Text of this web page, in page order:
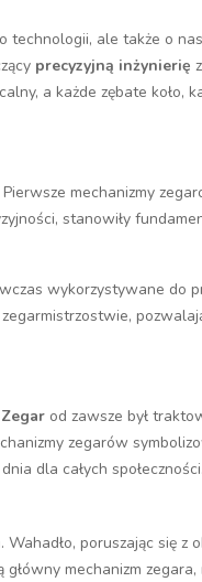
technologii, ale także o
precyzyjną inżynierię
a każde zębate koło,
mechanizmy
stanowiły
wykorzystywane do
Zegar od zawsze był
zegarów
dla całych społeczności.
Wahadło, poruszając się z
mechanizm zegara,